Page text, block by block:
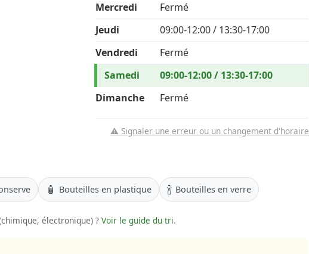
Mercredi
Fermé
Jeudi
09:00-12:00 / 13:30-17:00
Vendredi
Fermé
Samedi
09:00-12:00 / 13:30-17:00
Dimanche
Fermé
⚠️ Signaler une erreur ou un changement d'horaire
🧴 Bouteilles en plastique 🍾 Bouteilles en verre
électronique) ? Voir le guide du tri.